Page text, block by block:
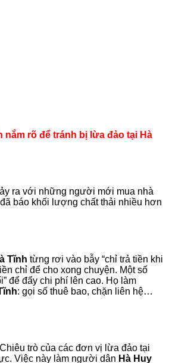
rõ để tránh bị lừa đảo tại Hà
ra với những người mới mua nhà
báo khối lượng chất thải nhiều hơn
Tĩnh từng rơi vào bẫy “chỉ trả tiền khi
chỉ để cho xong chuyện. Một số
để đẩy chi phí lên cao. Họ làm
: gọi số thuê bao, chặn liên hệ…
trò của các đơn vị lừa đảo tại
Việc này làm người dân Hà Huy